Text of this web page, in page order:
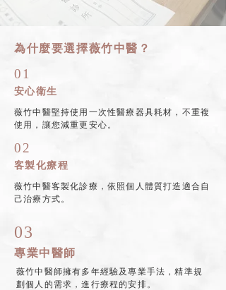
為什麼要選擇薇竹中醫？
01
安心衛生
薇竹中醫堅持使用一次性醫療器具耗材，不重複
使用，讓您減重更安心。
02
客製化療程
薇竹中醫客製化診療，依照個人體質打造適合自
己治療方式。
03
專業中醫師
薇竹中醫師擁有多年經驗及專業手法，精準規
劃個人的需求，進行療程的安排。